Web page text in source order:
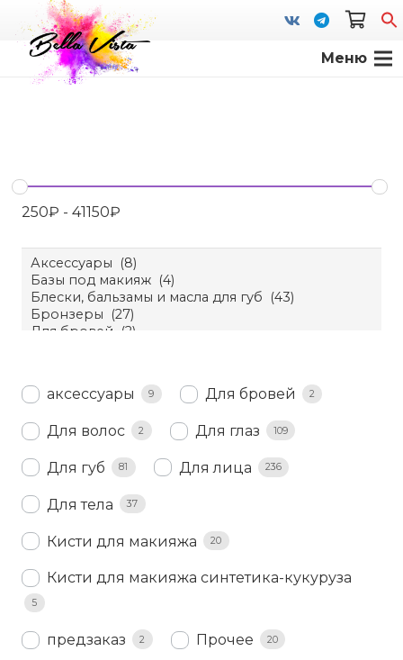
Меню
250₽ - 41150₽
аксессуары 9 Для бровей 2
Для волос 2 Для глаз 109
Для губ 81 Для лица 236
Для тела 37
Кисти для макияжа 20
Кисти для макияжа синтетика-кукуруза
5
предзаказ 2 Прочее 20